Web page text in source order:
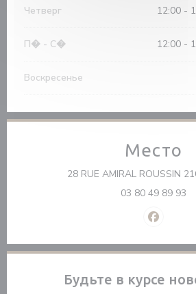
Четверг 12:00 -
П� - С� 12:00 -
Воскресенье
Место
28 RUE AMIRAL ROUSSIN
03 80 49 89 93
Будьте в курсе